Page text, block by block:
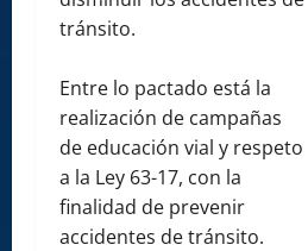
tránsito.
Entre lo pactado está la
realización de campañas
de educación vial y respeto
a la Ley 63-17, con la
finalidad de prevenir
accidentes de tránsito.